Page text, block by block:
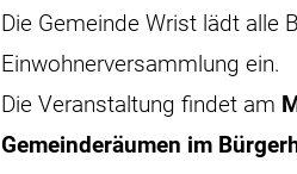
Die Gemeinde Wrist lädt alle
Einwohnerversammlung ein.
Die Veranstaltung findet am
Gemeinderäumen im